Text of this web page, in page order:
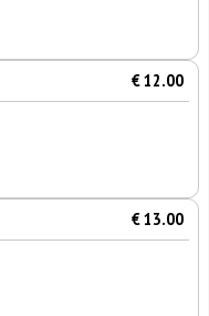
€ 12.00
€ 13.00